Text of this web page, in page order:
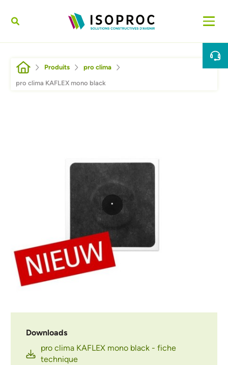
Fil d'Ariane
Produits pro clima
pro clima KAFLEX mono black
Downloads
pro clima KAFLEX mono black - fiche
technique